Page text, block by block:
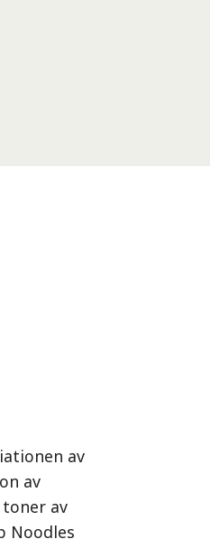
&av
av
av
Noodles
kropp och
med
av